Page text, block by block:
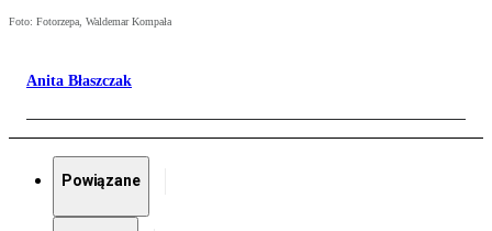
Foto: Fotorzepa, Waldemar Kompała
Anita Błaszczak
Powiązane